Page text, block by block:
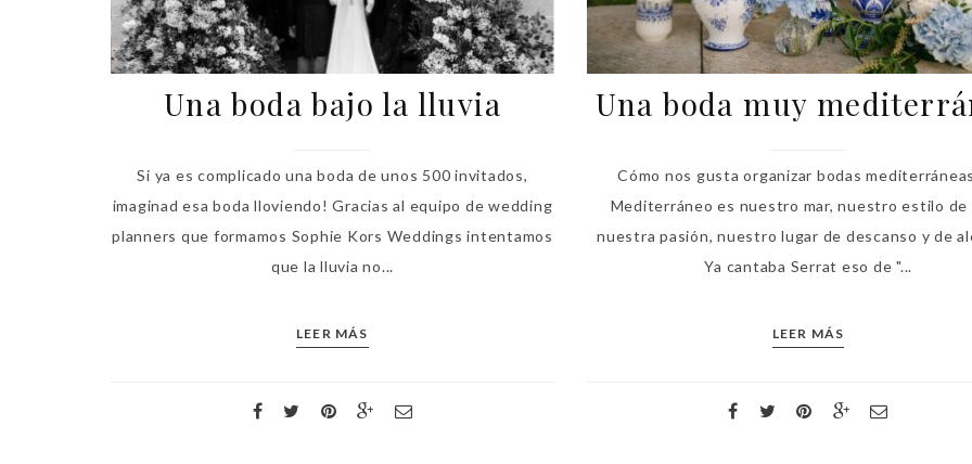
Una boda bajo la lluvia
Si ya es complicado una boda de unos 500 invitados,
imaginad esa boda lloviendo! Gracias al equipo de wedding
planners que formamos Sophie Kors Weddings intentamos
que la lluvia no...
LEER MÁS
Una boda muy
Cómo nos gusta organizar bodas
Mediterráneo es nuestro mar, nuestro estilo de
nuestra pasión, nuestro lugar de descanso y de
Ya cantaba Serrat eso de "...
LEER MÁS